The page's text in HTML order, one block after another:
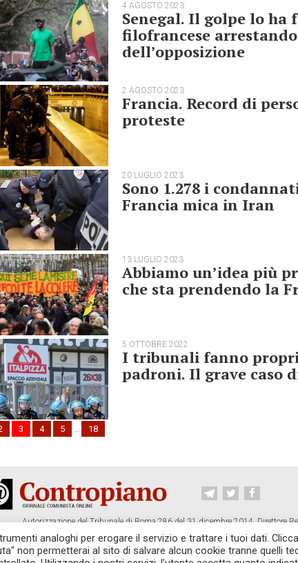
4 AGOSTO 2023
Senegal. Il golpe lo
filofrancese
dell’opposizione
2 AGOSTO 2023
Francia. Record di
proteste
20 LUGLIO 2023
Sono 1.278 i
Francia mica in Iran
13 LUGLIO 2023
Abbiamo un’idea più
che sta prendendo la
5 OTTOBRE 2022
I tribunali fanno
padroni. Il grave caso
3 4 5 … 18
Autorizzazione del Tribunale di Roma 286 del 31 dicembre 2014. Direttore
Tel. 06.640.122.19 -
redazione@contropiano.org
SOSTIENICI! REDAZIONE CONTATTI TG CONTROPIANO
analoghi per erogare il servizio e trattare i tuoi dati.
non permetterai al sito di salvare alcun cookie tranne quelli